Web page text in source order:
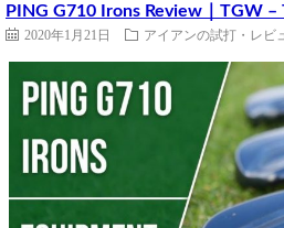
PING G710 Irons Review｜TGW
2020年1月21日 アイアンの試打・レビ